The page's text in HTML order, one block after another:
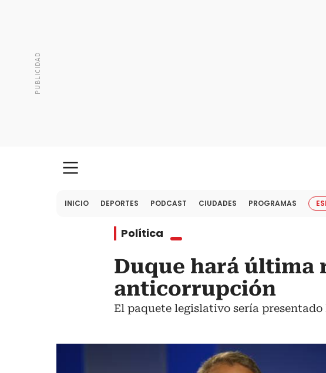
INICIO DEPORTES PODCAST CIUDADES PROGRAMAS
Política
Duque hará última
anticorrupción
El paquete legislativo sería